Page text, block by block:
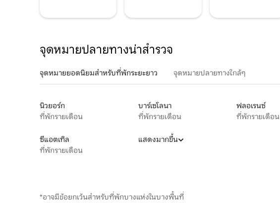
จุดหมายปลายทางน่าสำรวจ
จุดหมายยอดนิยมสำหรับที่พักระยะยาว จุดหมายปลายทางใกล้ๆ
นิวยอร์ก
ที่พักรายเดือน
บาร์เซโลนา
ที่พักรายเดือน
ฟลอเรนซ์
ที่พักรายเดือน
ซีแอตเทิล
ที่พักรายเดือน
แสดงมากขึ้น
*อาจมีข้อยกเว้นสำหรับที่พักบางแห่งในบางพื้นที่